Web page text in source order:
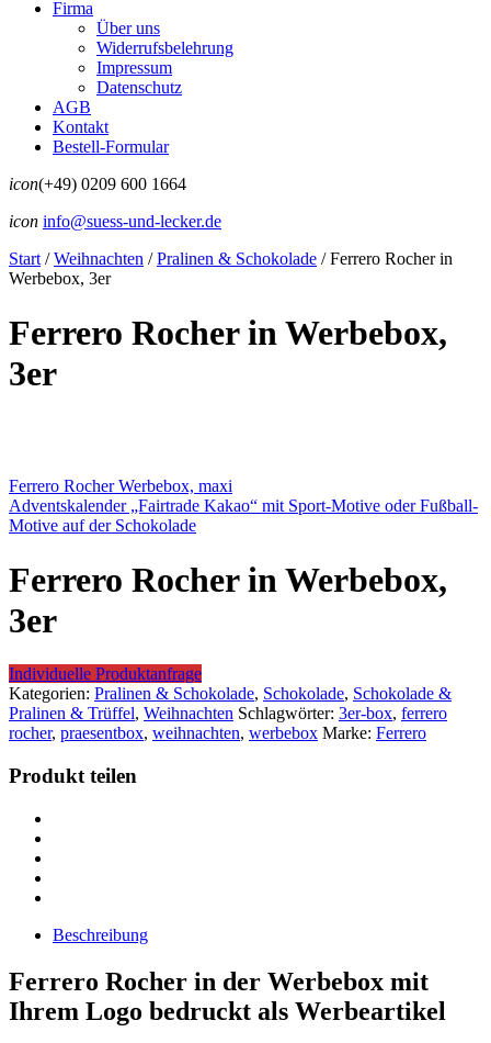
Firma
Über uns
Widerrufsbelehrung
Impressum
Datenschutz
AGB
Kontakt
Bestell-Formular
icon(+49) 0209 600 1664
icon info@suess-und-lecker.de
Start / Weihnachten / Pralinen & Schokolade /Ferrero Rocher in
Werbebox, 3er
Ferrero Rocher in Werbebox,
3er
Ferrero Rocher Werbebox, maxi
Adventskalender „Fairtrade Kakao“ mit Sport-Motive oder Fußball-
Motive auf der Schokolade
Ferrero Rocher in Werbebox,
3er
Individuelle Produktanfrage
Kategorien: Pralinen & Schokolade, Schokolade, Schokolade &
Pralinen & Trüffel, Weihnachten Schlagwörter: 3er-box, ferrero
rocher, praesentbox, weihnachten, werbebox Marke: Ferrero
Produkt teilen
Beschreibung
Ferrero Rocher in der Werbebox mit
Ihrem Logo bedruckt als Werbeartikel